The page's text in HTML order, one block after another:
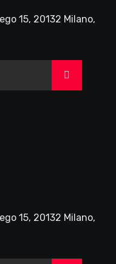
15, 20132 Milano,
>
15, 20132 Milano,